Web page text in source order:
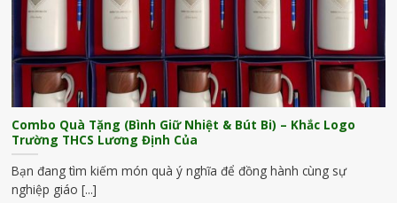
Combo Quà Tặng (Bình Giữ Nhiệt & Bút Bi) – Khắc Logo
Trường THCS Lương Định Của
Bạn đang tìm kiếm món quà ý nghĩa để đồng hành cùng sự
nghiệp giáo [...]